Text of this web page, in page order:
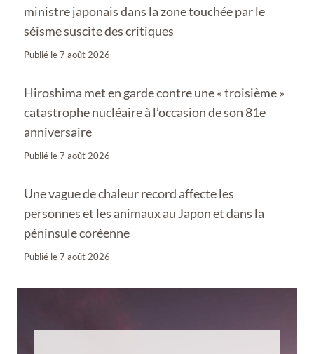
ministre japonais dans la zone touchée par le
séisme suscite des critiques
Publié le7 août 2026
Hiroshima met en garde contre une « troisième »
catastrophe nucléaire à l’occasion de son 81e
anniversaire
Publié le7 août 2026
Une vague de chaleur record affecte les
personnes et les animaux au Japon et dans la
péninsule coréenne
Publié le7 août 2026